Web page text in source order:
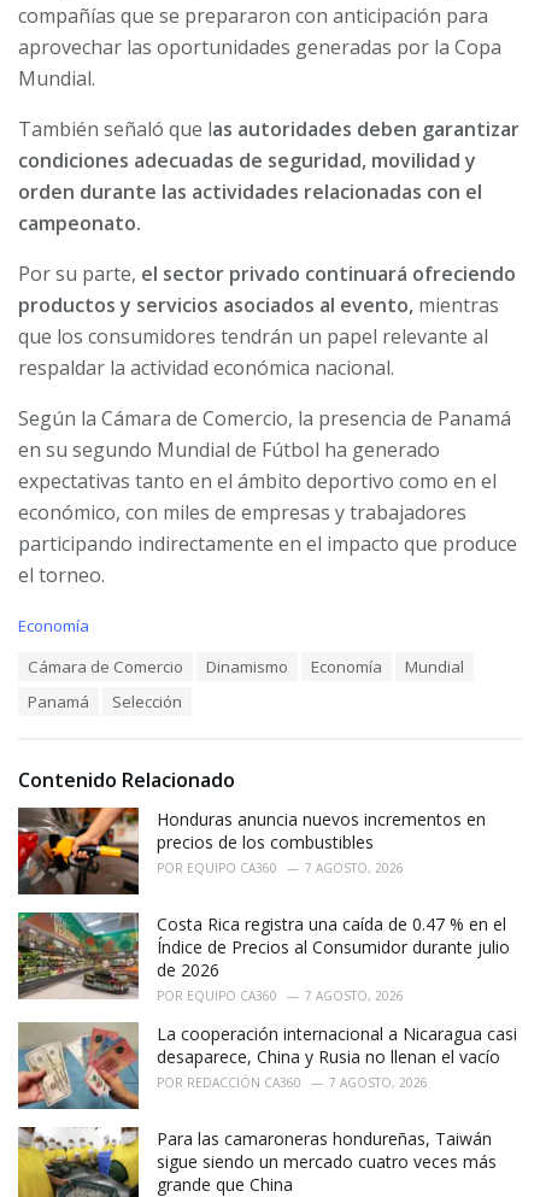
compañías que se prepararon con anticipación para
aprovechar las oportunidades generadas por la Copa
Mundial.
También señaló que las autoridades deben garantizar
condiciones adecuadas de seguridad, movilidad y
orden durante las actividades relacionadas con el
campeonato.
Por su parte, el sector privado continuará ofreciendo
productos y servicios asociados al evento, mientras
que los consumidores tendrán un papel relevante al
respaldar la actividad económica nacional.
Según la Cámara de Comercio, la presencia de Panamá
en su segundo Mundial de Fútbol ha generado
expectativas tanto en el ámbito deportivo como en el
económico, con miles de empresas y trabajadores
participando indirectamente en el impacto que produce
el torneo.
C
i
:
Economía
Cámara de Comercio Dinamismo Economía
Mundial
Panamá
Selección
Contenido Relacionado
Honduras anuncia nuevos incrementos en
precios de los combustibles
POR EQUIPO CA360 7 AGOSTO, 2026
Costa Rica registra una caída de 0.47 % en el
Índice de Precios al Consumidor durante julio
de 2026
POR EQUIPO CA360 7 AGOSTO, 2026
La cooperación internacional a Nicaragua casi
desaparece, China y Rusia no llenan el vacío
POR REDACCIÓN CA360 7 AGOSTO, 2026
Para las camaroneras hondureñas, Taiwán
sigue siendo un mercado cuatro veces más
grande que China